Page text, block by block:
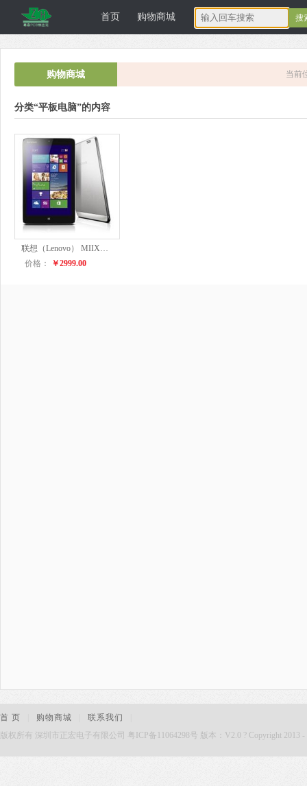
深圳正宏电子
科技有限公司
首页 购物商城
购物商城 当前
分类“平板电脑”的内容
联想（Lenovo） MIIX2 8.0英寸触控平板笔记本电脑（Z3740 2G 64G EMMC内嵌式硬盘 GPS 3G Win8.1）星光银
价格：
￥2999.00
首 页 购物商城 联系我们
版权所有 深圳市正宏电子有限公司 粤ICP备11064298号 版本：V2.0 ? Copyright 2013 -